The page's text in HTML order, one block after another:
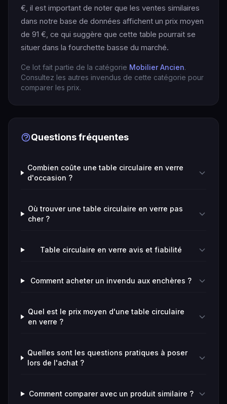
€, il est important de noter que les ventes similaires
dans notre base de données affichent un prix moyen
de 91 €, ce qui suggère que cette table pourrait se
situer dans la fourchette basse du marché.
Ce lot fait partie de la catégorie Mobilier Ancien.
Consultez les autres invendus de cette catégorie pour
comparer les prix.
Questions fréquentes
Combien coûte une table circulaire en verre
d'occasion ?
Où trouver une table circulaire en verre pas
cher ?
Table circulaire en verre avis et fiabilité
Comment acheter un invendu aux enchères ?
Quel est le prix moyen d'une table circulaire
en verre ?
Quelles sont les questions pratiques à poser
lors de l'achat ?
Comment comparer avec un produit similaire ?